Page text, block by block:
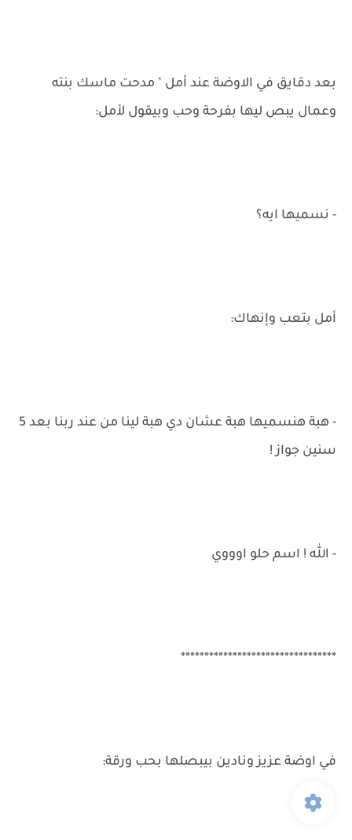
بعد دقايق في الاوضة عند أمل ’ مدحت ماسك بنته
وعمال يبص ليها بفرحة وحب وبيقول لأمل:
- نسميها ايه؟
أمل بتعب وإنهاك:
- هبة هنسميها هبة عشان دي هبة لينا من عند ربنا بعد 5
سنين جواز !
- الله ! اسم حلو اوووي
*********************************
في اوضة عزيز ونادين بيبصلها بحب ورقة: